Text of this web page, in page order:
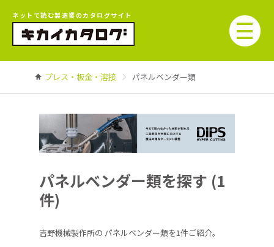
ネットで読む製造業のカタログサイト
プレス・板金・溶接 パネルベンダー類
パネルベンダー類を探す (1
件)
吉野機械製作所の パネルベンダー類を1件ご紹介。